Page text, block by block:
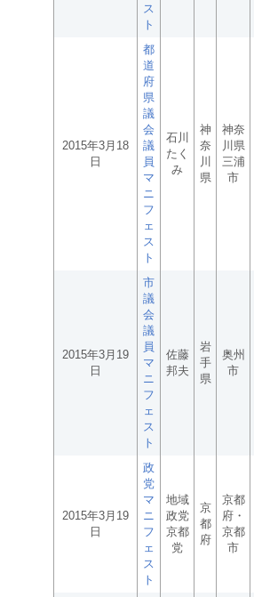
ス
ト
2015年3月18
日
都
道
府
県
議
会
議
員
マ
ニ
フ
ェ
ス
ト
石川
たく
み
神
奈
川
県
神奈
川県
三浦
市
2015年3月19
日
市
議
会
議
員
マ
ニ
フ
ェ
ス
ト
佐藤
邦夫
岩
手
県
奥州
市
2015年3月19
日
政
党
マ
ニ
フ
ェ
ス
ト
地域
政党
京都
党
京
都
府
京都
府・
京都
市